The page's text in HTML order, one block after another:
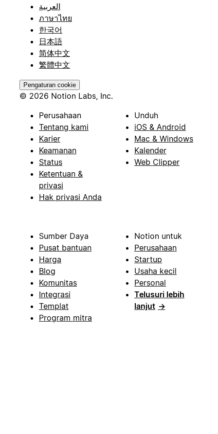
العربية
ภาษาไทย
한국어
日本語
简体中文
繁體中文
Pengaturan cookie
© 2026 Notion Labs, Inc.
Perusahaan
Tentang kami
Karier
Keamanan
Status
Ketentuan &
privasi
Hak privasi Anda
Unduh
iOS & Android
Mac & Windows
Kalender
Web Clipper
Sumber Daya
Pusat bantuan
Harga
Blog
Komunitas
Integrasi
Templat
Program mitra
Notion untuk
Perusahaan
Startup
Usaha kecil
Personal
Telusuri lebih
lanjut →